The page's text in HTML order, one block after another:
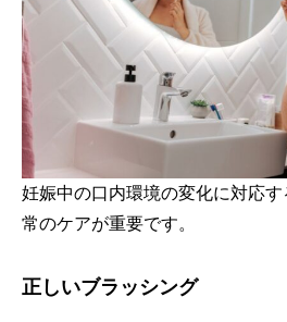
妊娠中の口内環境の変化に対応す
常のケアが重要です。
正しいブラッシング